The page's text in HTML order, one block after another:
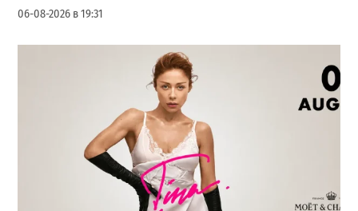
06-08-2026 в 19:31